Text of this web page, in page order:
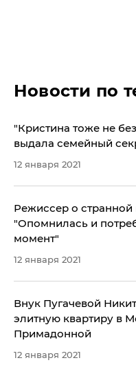
Новости по
"Кристина тоже не
выдала семейный
12 января 2021
Режиссер о
"Опомнилась и
момент"
12 января 2021
Внук Пугачевой
элитную квартиру в
Примадонной
12 января 2021